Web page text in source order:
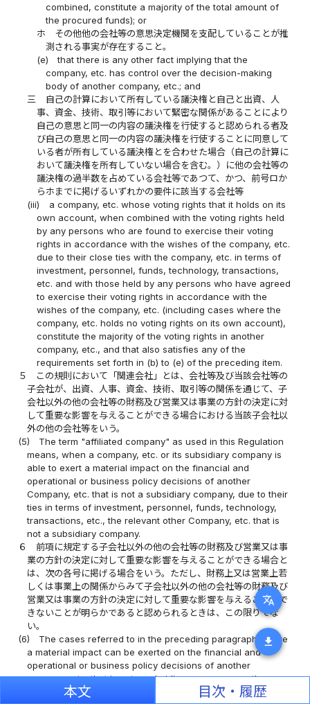
translate
download
combined, constitute a majority of the total amount of
the procured funds); or
ホ
その他他の会社等の意思決定機関を支配していることが推
測される事実が存在すること。
(e)
that there is any other fact implying that the
company, etc. has control over the decision-making
body of another company, etc.; and
三
自己の計算において所有している議決権と自己と出資、人
事、資金、技術、取引等において緊密な関係があることにより
自己の意思と同一の内容の議決権を行使すると認められる者及
び自己の意思と同一の内容の議決権を行使することに同意して
いる者が所有している議決権とを合わせた場合（自己の計算に
おいて議決権を所有していない場合を含む。）に他の会社等の
議決権の過半数を占めている会社等であつて、かつ、前号ロか
らホまでに掲げるいずれかの要件に該当する会社等
(iii)
a company, etc. whose voting rights that it holds on its
own account, when combined with the voting rights held
by any persons who are found to exercise their voting
rights in accordance with the wishes of the company, etc.
due to their close ties with the company, etc. in terms of
investment, personnel, funds, technology, transactions,
etc. and with those held by any persons who have agreed
to exercise their voting rights in accordance with the
wishes of the company, etc. (including cases where the
company, etc. holds no voting rights on its own account),
constitute the majority of the voting rights in another
company, etc., and that also satisfies any of the
requirements set forth in (b) to (e) of the preceding item.
５
この規則において「関連会社」とは、会社等及び当該会社等の
子会社が、出資、人事、資金、技術、取引等の関係を通じて、子
会社以外の他の会社等の財務及び営業又は事業の方針の決定に対
して重要な影響を与えることができる場合における当該子会社以
外の他の会社等をいう。
(5)
The term "affiliated company" as used in this Regulation
means, when a company, etc. or its subsidiary company is
able to exert a material impact on the financial and
operational or business policy decisions of another
Company, etc. that is not a subsidiary company, due to their
ties in terms of investment, personnel, funds, technology,
transactions, etc., the relevant other Company, etc. that is
not a subsidiary company.
６
前項に規定する子会社以外の他の会社等の財務及び営業又は事
業の方針の決定に対して重要な影響を与えることができる場合と
は、次の各号に掲げる場合をいう。ただし、財務上又は営業上若
しくは事業上の関係からみて子会社以外の他の会社等の財務及び
営業又は事業の方針の決定に対して重要な影響を与えることがで
きないことが明らかであると認められるときは、この限りでな
い。
(6)
The cases referred to in the preceding paragraph where
a material impact can be exerted on the financial and
operational or business policy decisions of another
company, etc. that is not a subsidiary company are the
cases set forth in the following items; provided, however,
本文 目次・履歴